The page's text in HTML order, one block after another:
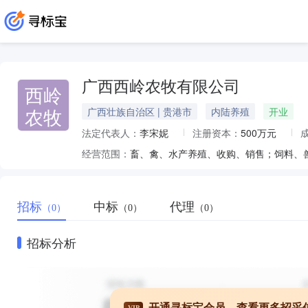
西岭
农牧
广西西岭农牧有限公司
广西壮族自治区 | 贵港市 内陆养殖
开业
法定代表人： 李宋妮 注册资本： 500万元
经营范围：
招标 （0） 中标 （0） 代理 （0）
招标分析